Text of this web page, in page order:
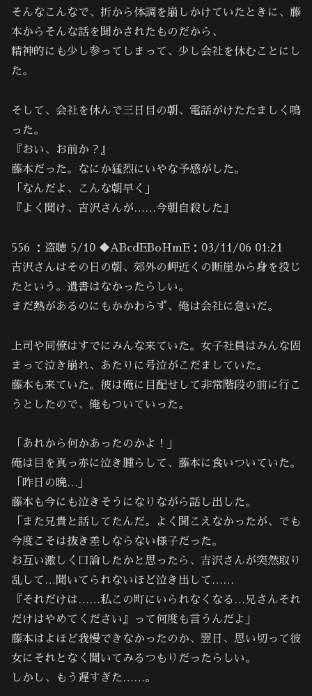
そんなこんなで、折から体調を崩しかけていたときに、藤
本からそんな話を聞かされたものだから、
精神的にも少し参ってしまって、少し会社を休むことにし
た。
そして、会社を休んで三日目の朝、電話がけたたましく鳴
った。
『おい、お前か？』
藤本だった。なにか猛烈にいやな予感がした。
「なんだよ、こんな朝早く」
『よく聞け、吉沢さんが……今朝自殺した』
556 ：盗聴 5/10 ◆ABcdEBoHmE：03/11/06 01:21
吉沢さんはその日の朝、郊外の岬近くの断崖から身を投じ
たという。遺書はなかったらしい。
まだ熱があるのにもかかわらず、俺は会社に急いだ。
上司や同僚はすでにみんな来ていた。女子社員はみんな固
まって泣き崩れ、あたりに号泣がこだましていた。
藤本も来ていた。彼は俺に目配せして非常階段の前に行こ
うとしたので、俺もついていった。
「あれから何かあったのかよ！」
俺は目を真っ赤に泣き腫らして、藤本に食いついていた。
「昨日の晩…」
藤本も今にも泣きそうになりながら話し出した。
「また兄貴と話してたんだ。よく聞こえなかったが、でも
今度こそは抜き差しならない様子だった。
お互い激しく口論したかと思ったら、吉沢さんが突然取り
乱して…聞いてられないほど泣き出して……
『それだけは……私この町にいられなくなる…兄さんそれ
だけはやめてください』って何度も言うんだよ」
藤本はよほど我慢できなかったのか、翌日、思い切って彼
女にそれとなく聞いてみるつもりだったらしい。
しかし、もう遅すぎた……。